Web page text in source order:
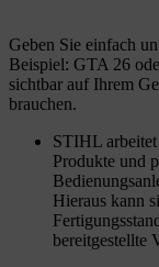
Geben Sie einfach
Beispiel: GTA 26
sichtbar auf Ihrem
brauchen.
STIHL
Produkte und
Hieraus kann
bereitgestellte